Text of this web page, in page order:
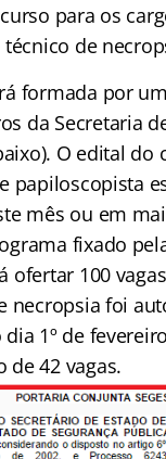
para os
de
formada por
da Secretaria
O edital do
papiloscopista
mês ou em
fixado
ofertar 100
necropsia foi
1º de
de 42 vagas.